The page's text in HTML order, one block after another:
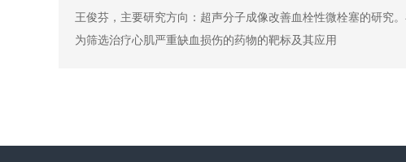
王俊芬，主要研究方向：超声分子成像改善血栓性微栓塞的研究
为筛选治疗心肌严重缺血损伤的药物的靶标及其应用